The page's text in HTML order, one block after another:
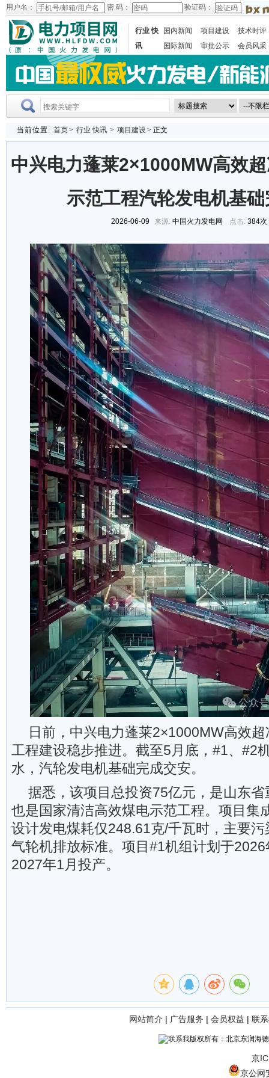
用户名： 密 码： 验证码：
行业 快
讯
国内新闻 项目建设
技术时评
国际新闻
审批公示 会员风采
当前位置: 首页> 行业 快讯 > 项目建设> 正文
中兴电力蓬莱2×1000MW高效
示范工程汽轮发电机基
2026-06-09 来源: 中国火力发电网 点击: 384次
日前，中兴电力蓬莱2×1000MW高效
工程建设稳步推进。截至5月底，#1、#2
水，汽轮发电机基础完成交安。
据悉，该项目总投资75亿元，是山东
也是国家清洁高效煤电示范工程。项目集
设计发电煤耗仅248.61克/千瓦时，主要
气轮机排放标准。项目#1机组计划于
2027年1月投产。
网站简介 | 广告服务 | 会员权益 | 联
版权所有：北京东润海
京
京公网